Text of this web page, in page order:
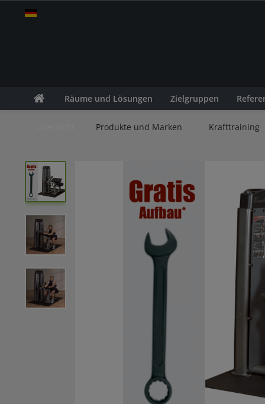
Räume und Lösungen Zielgruppen
Produkte und Marken Krafttraining